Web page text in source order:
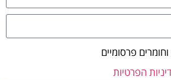
פרסומיים
הפרטיות